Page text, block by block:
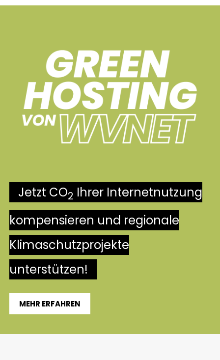
Jetzt CO2 Ihrer Internetnutzung
kompensieren und regionale
Klimaschutzprojekte
unterstützen!
MEHR ERFAHREN